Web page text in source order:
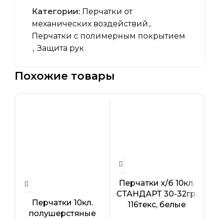
Категории: Перчатки от
механических воздействий ,
Перчатки с полимерным покрытием
, Защита рук
Похожие товары
Перчатки 10кл.
полушерстяные
Перчатки х/б 10кл.
СТАНДАРТ 30-32гр.
116текс, белые